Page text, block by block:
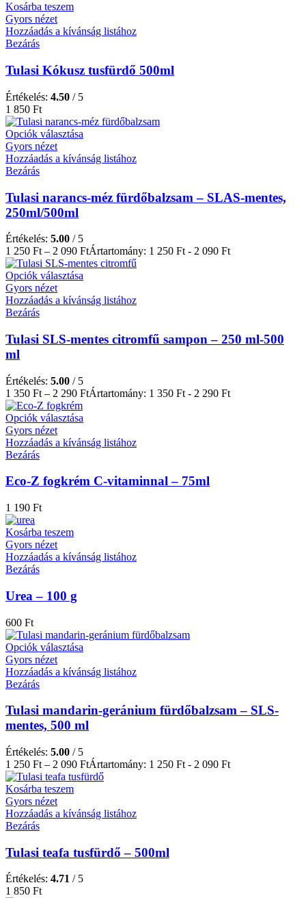
Kosárba teszem
Gyors nézet
Hozzáadás a kívánság listához
Bezárás
Tulasi Kókusz tusfürdő 500ml
Értékelés: 4.50 / 5
1 850 Ft
Opciók választása
Gyors nézet
Hozzáadás a kívánság listához
Bezárás
Tulasi narancs-méz fürdőbalzsam – SLAS-mentes,
250ml/500ml
Értékelés: 5.00 / 5
1 250 Ft – 2 090 FtÁrtartomány: 1 250 Ft - 2 090 Ft
Opciók választása
Gyors nézet
Hozzáadás a kívánság listához
Bezárás
Tulasi SLS-mentes citromfű sampon – 250 ml-500
ml
Értékelés: 5.00 / 5
1 350 Ft – 2 290 FtÁrtartomány: 1 350 Ft - 2 290 Ft
Opciók választása
Gyors nézet
Hozzáadás a kívánság listához
Bezárás
Eco-Z fogkrém C-vitaminnal – 75ml
1 190 Ft
Kosárba teszem
Gyors nézet
Hozzáadás a kívánság listához
Bezárás
Urea – 100 g
600 Ft
Opciók választása
Gyors nézet
Hozzáadás a kívánság listához
Bezárás
Tulasi mandarin-geránium fürdőbalzsam – SLS-
mentes, 500 ml
Értékelés: 5.00 / 5
1 250 Ft – 2 090 FtÁrtartomány: 1 250 Ft - 2 090 Ft
Kosárba teszem
Gyors nézet
Hozzáadás a kívánság listához
Bezárás
Tulasi teafa tusfürdő – 500ml
Értékelés: 4.71 / 5
1 850 Ft